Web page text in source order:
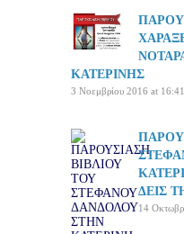
ΚΑΤΕΡΙΝΗΣ
3 Νοεμβρίου 2016 at
ΔΕΙΣ
14